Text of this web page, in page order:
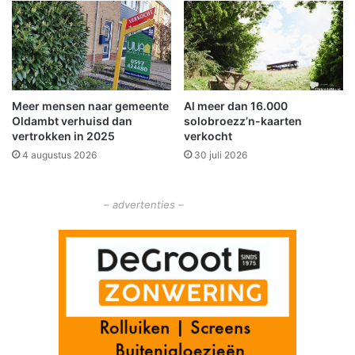
w
o
l
d
e
o
v
e
n
d
e
m
i
d
d
Meer mensen naar gemeente
Oldambt verhuisd dan
vertrokken in 2025
4 augustus 2026
Al meer dan 16.000
solobroezz’n-kaarten
verkocht
30 juli 2026
– advertenties –